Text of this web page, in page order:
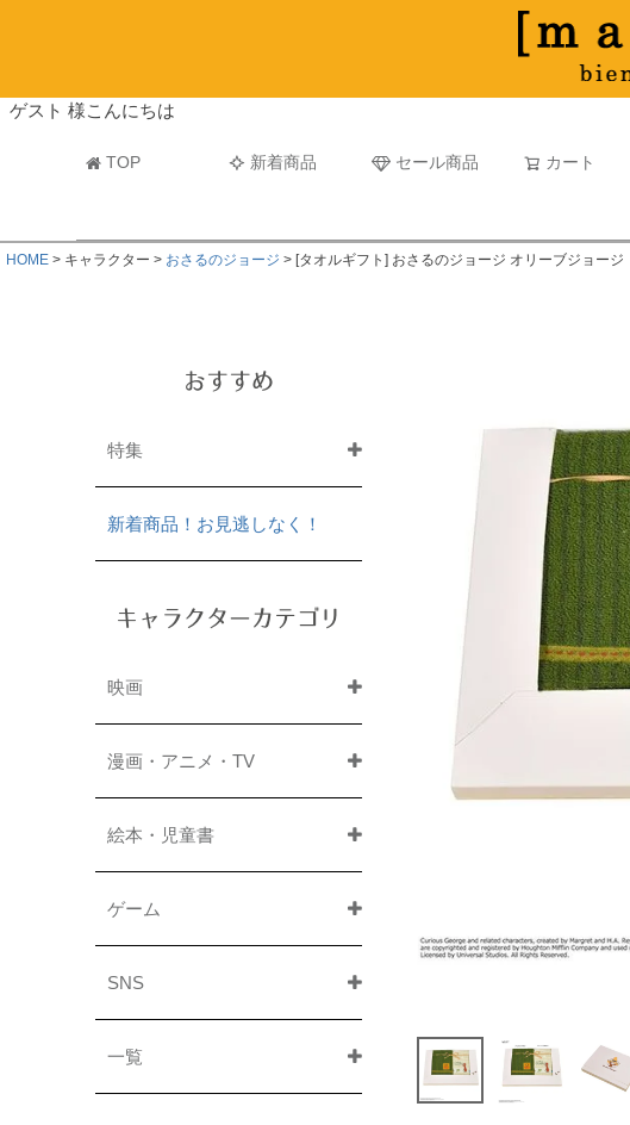
ゲスト 様こんにちは
TOP 新着商品 セール商品 カート
マフラータオル
HOME キャラクター おさるのジョージ [タオルギフト] おさるのジョージ オリーブジョージ
おすすめ
特集
新着商品！お見逃しなく！
キャラクターカテゴリ
映画
漫画・アニメ・TV
絵本・児童書
ゲーム
SNS
一覧